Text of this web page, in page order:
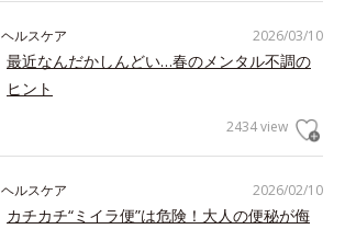
2026/03/10
ヘルスケア
最近なんだかしんどい…春のメンタル不調の
ヒント
2434 view
2026/02/10
ヘルスケア
カチカチ“ミイラ便”は危険！大人の便秘が侮